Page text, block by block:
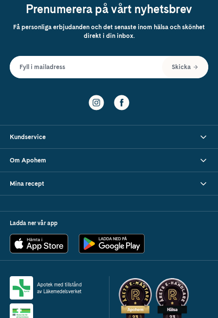
Prenumerera på vårt nyhetsbrev
Få personliga erbjudanden och det senaste inom hälsa och skönhet
direkt i din inbox.
Fyll i mailadress Skicka
Kundservice
Om Apohem
Mina recept
Ladda ner vår app
Apotek med tillstånd
av Läkemedelsverket